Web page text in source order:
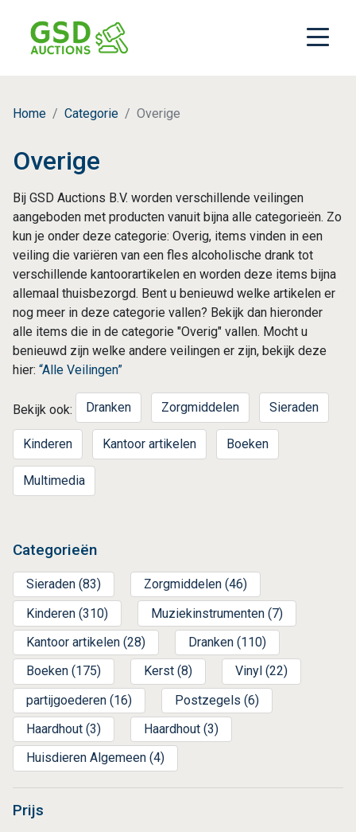
Home Categorie Overige
Overige
Bij GSD Auctions B.V. worden verschillende veilingen
aangeboden met producten vanuit bijna alle categorieën. Zo
kun je onder deze categorie: Overig, items vinden in een
veiling die variëren van een fles alcoholische drank tot
verschillende kantoorartikelen en worden deze items bijna
allemaal thuisbezorgd. Bent u benieuwd welke artikelen er
nog meer in deze categorie vallen? Bekijk dan hieronder
alle items die in de categorie "Overig" vallen. Mocht u
benieuwd zijn welke andere veilingen er zijn, bekijk deze
hier: “Alle Veilingen”
Bekijk ook: Dranken Zorgmiddelen Sieraden
Kinderen Kantoor artikelen Boeken
Multimedia
Categorieën
Sieraden (83)
Zorgmiddelen (46)
Kinderen (310)
Muziekinstrumenten (7)
Kantoor artikelen (28)
Dranken (110)
Boeken (175)
Kerst (8)
Vinyl (22)
partijgoederen (16)
Postzegels (6)
Haardhout (3)
Haardhout (3)
Huisdieren Algemeen (4)
Prijs